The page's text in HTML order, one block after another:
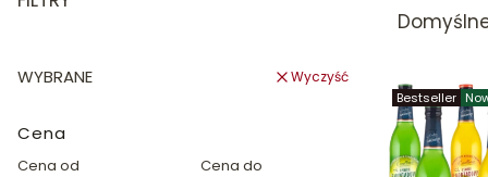
WYBRANE Wyczyść
Cena
Cena od
Cena do
Bestseller